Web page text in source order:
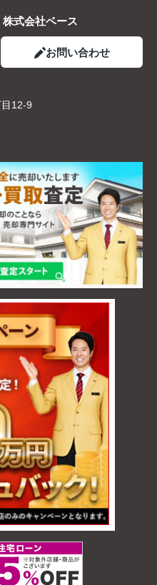
式会社ベース
お問い合わせ
12-9